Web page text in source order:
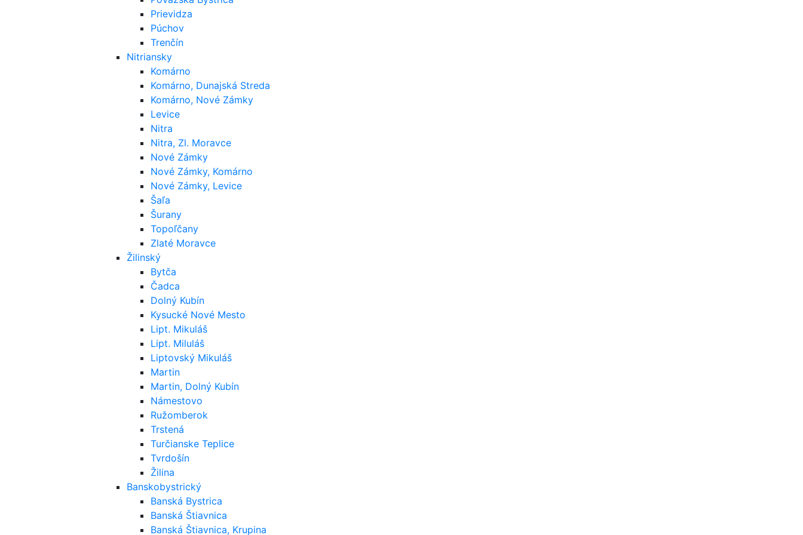
Prievidza
Púchov
Trenčín
Nitriansky
Komárno
Komárno, Dunajská Streda
Komárno, Nové Zámky
Levice
Nitra
Nitra, Zl. Moravce
Nové Zámky
Nové Zámky, Komárno
Nové Zámky, Levice
Šaľa
Šurany
Topoľčany
Zlaté Moravce
Žilinský
Bytča
Čadca
Dolný Kubín
Kysucké Nové Mesto
Lipt. Mikuláš
Lipt. Miluláš
Liptovský Mikuláš
Martin
Martin, Dolný Kubín
Námestovo
Ružomberok
Trstená
Turčianske Teplice
Tvrdošín
Žilina
Banskobystrický
Banská Bystrica
Banská Štiavnica
Banská Štiavnica, Krupina